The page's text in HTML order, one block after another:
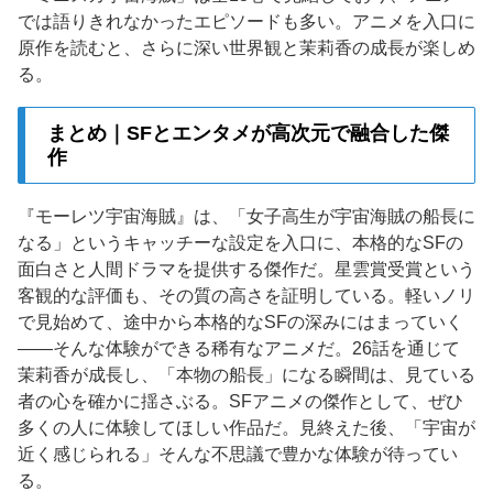
では語りきれなかったエピソードも多い。アニメを入口に
原作を読むと、さらに深い世界観と茉莉香の成長が楽しめ
る。
まとめ｜SFとエンタメが高次元で融合した傑
作
『モーレツ宇宙海賊』は、「女子高生が宇宙海賊の船長に
なる」というキャッチーな設定を入口に、本格的なSFの
面白さと人間ドラマを提供する傑作だ。星雲賞受賞という
客観的な評価も、その質の高さを証明している。軽いノリ
で見始めて、途中から本格的なSFの深みにはまっていく
——そんな体験ができる稀有なアニメだ。26話を通じて
茉莉香が成長し、「本物の船長」になる瞬間は、見ている
者の心を確かに揺さぶる。SFアニメの傑作として、ぜひ
多くの人に体験してほしい作品だ。見終えた後、「宇宙が
近く感じられる」そんな不思議で豊かな体験が待ってい
る。